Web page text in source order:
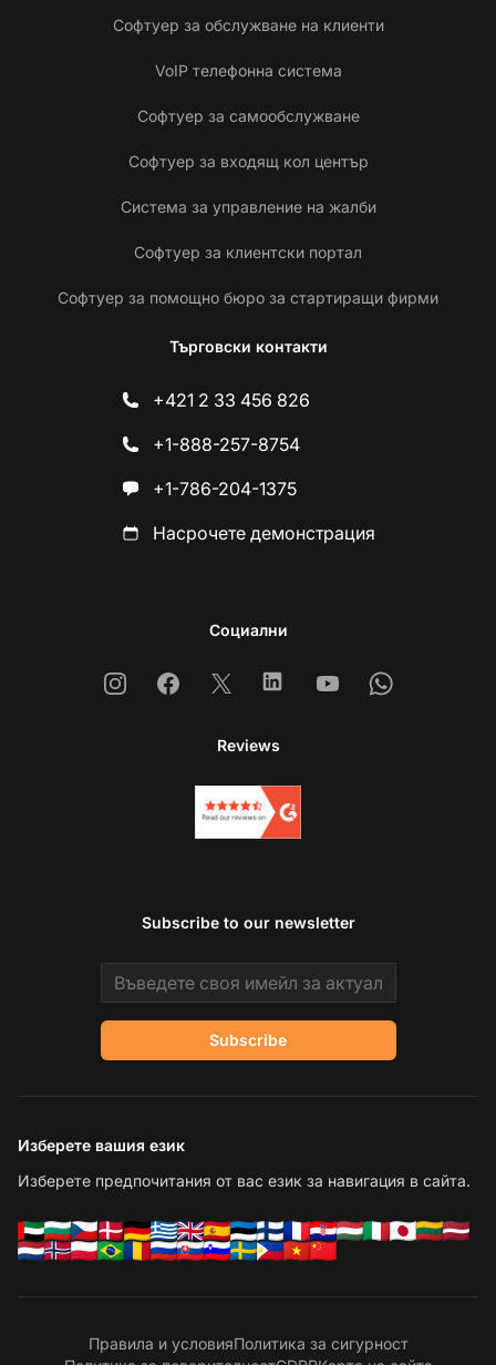
Софтуер за обслужване на клиенти
VoIP телефонна система
Софтуер за самообслужване
Софтуер за входящ кол център
Система за управление на жалби
Софтуер за клиентски портал
Софтуер за помощно бюро за стартиращи фирми
Търговски контакти
+421 2 33 456 826
+1-888-257-8754
+1-786-204-1375
Насрочете демонстрация
Социални
InstagramFacebook
X LinkedinYoutubeWhatsapp
Reviews
Subscribe to our newsletter
Email address
Subscribe
Изберете вашия език
Изберете предпочитания от вас език за навигация в сайта.
Правила и условияПолитика за сигурност